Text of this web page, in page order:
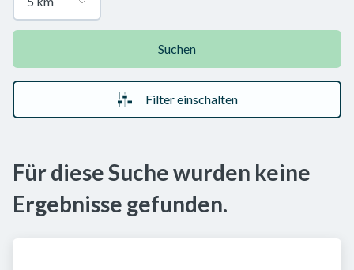
Suchen
Filter einschalten
Für diese Suche wurden keine
Ergebnisse gefunden.